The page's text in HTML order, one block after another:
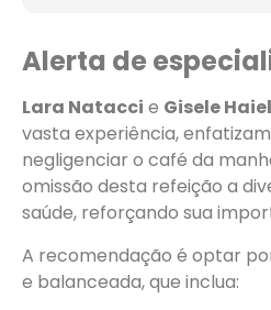
Alerta de
Lara Natacci e Gisele
vasta experiência,
negligenciar o café da
omissão desta refeição a
saúde, reforçando sua
A recomendação é optar
e balanceada, que inclua: